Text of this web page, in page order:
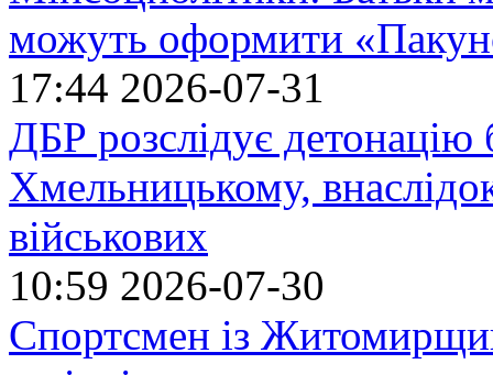
можуть оформити
17:44 2026-07-31
ДБР розслідує детонацію
Хмельницькому,
військових
10:59 2026-07-30
Спортсмен із